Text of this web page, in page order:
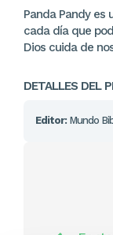
Panda Pandy es
cada día que
Dios cuida de
DETALLES DEL
Editor: Mundo